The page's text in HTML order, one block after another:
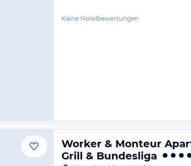
Keine Hotelbewertungen
Worker & Monteur
Grill & Bundesliga